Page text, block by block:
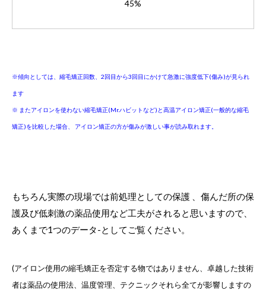
45%
※傾向としては、縮毛矯正回数、2回目から3回目にかけて急激に強度低下(傷み)が見られ
ます
※ またアイロンを使わない縮毛矯正(Mr.ハビットなど)と高温アイロン矯正(一般的な縮毛
矯正)を比較した場合、 アイロン矯正の方が傷みが激しい事が読み取れます。
もちろん実際の現場では前処理としての保護 、傷んだ所の保
護及び低刺激の薬品使用など工夫がされると思いますので、
あくまで1つのデータ-としてご覧ください。
(アイロン使用の縮毛矯正を否定する物ではありません、卓越した技術
者は薬品の使用法、温度管理、テクニックそれら全てが影響しますの